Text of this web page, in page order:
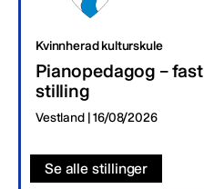
Kvinnherad kulturskule
Pianopedagog – fast
stilling
Vestland | 16/08/2026
Se alle stillinger